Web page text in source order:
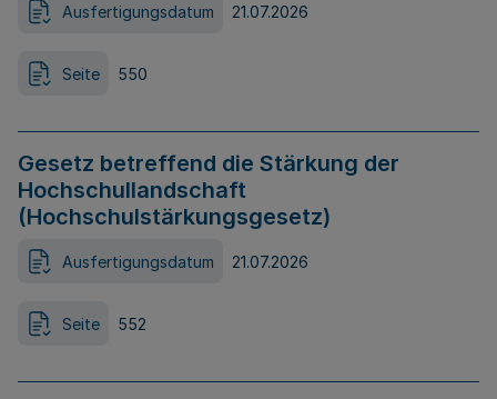
Ausfertigungsdatum 21.07.2026
Seite 550
Gesetz betreffend die Stärkung der
Hochschullandschaft
(Hochschulstärkungsgesetz)
Ausfertigungsdatum 21.07.2026
Seite 552